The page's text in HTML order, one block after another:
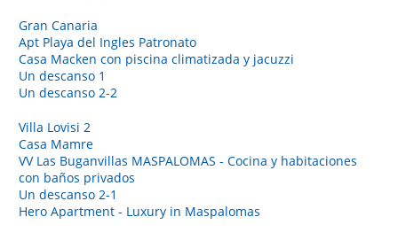
Gran Canaria
Apt Playa del Ingles Patronato
Casa Macken con piscina climatizada y jacuzzi
Un descanso 1
Un descanso 2-2
Villa Lovisi 2
Casa Mamre
VV Las Buganvillas MASPALOMAS - Cocina y habitaciones
con baños privados
Un descanso 2-1
Hero Apartment - Luxury in Maspalomas